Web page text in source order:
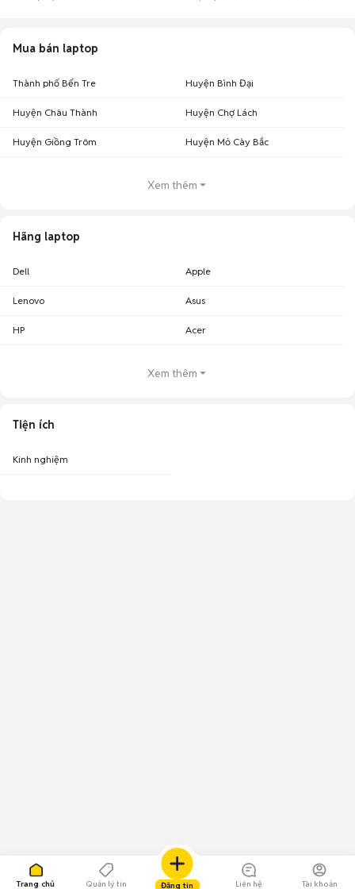
Trang chủ Quản lý tin Đăng tin Liên hệ Tài khoản
Mua bán laptop
Thành phố Bến Tre Huyện Bình Đại
Huyện Châu Thành Huyện Chợ Lách
Huyện Giồng Trôm Huyện Mỏ Cày Bắc
Xem thêm
Hãng laptop
Dell Apple
Lenovo Asus
HP Acer
Xem thêm
Tiện ích
Kinh nghiệm